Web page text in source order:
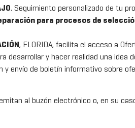
. Seguimiento personalizado de tu
para procesos de
, FLORIDA, facilita el acceso a
desarrollar y hacer realidad una idea
y envío de boletín informativo sobre
al buzón electrónico o, en su